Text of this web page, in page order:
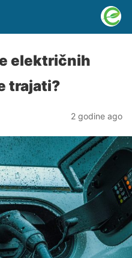
električnih
trajati?
2 godine ago